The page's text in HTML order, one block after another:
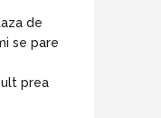
de
se pare
prea